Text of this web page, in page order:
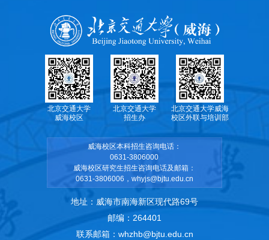
北京交通大学
威海校区
北京交通大学
招生办
北京交通大学威海
校区外联与培训部
威海校区本科招生咨询电话：
0631-3806000
威海校区研究生招生咨询电话及邮箱：
0631-3806006，whyjs@bjtu.edu.cn
地址：威海市南海新区现代路69号
邮编：264401
联系邮箱：whzhb@bjtu.edu.cn